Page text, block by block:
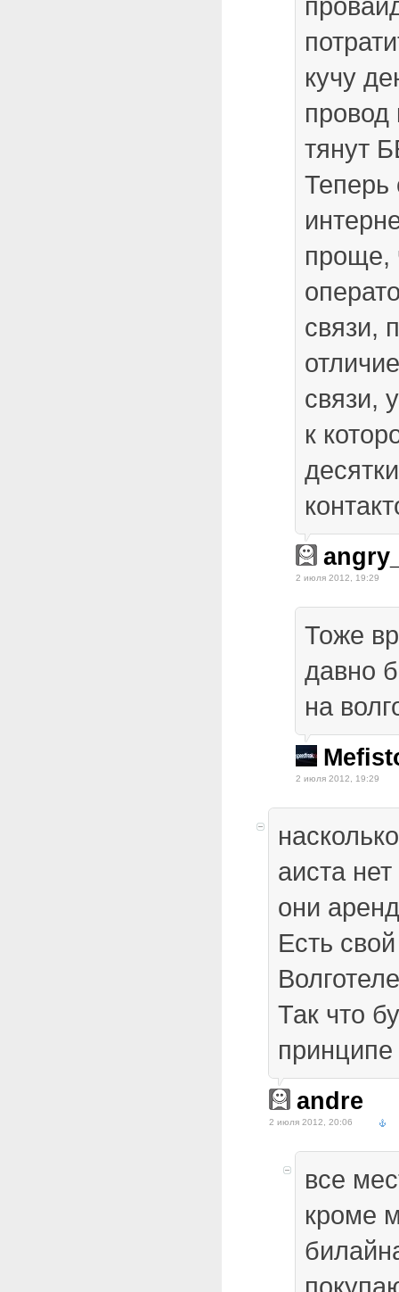
кучу
провод
тянут
Теперь
проще,
связи,
связи,
к
2 июля 2012, 19:29
Тоже
давно
на
2 июля 2012, 19:29
аиста
они
Есть
Так что
andre
2 июля 2012, 20:06
все
кроме